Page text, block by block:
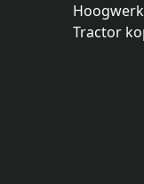
Tractor